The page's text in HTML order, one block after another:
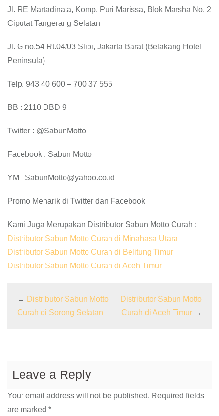
Jl. RE Martadinata, Komp. Puri Marissa, Blok Marsha No. 2
Ciputat Tangerang Selatan
Jl. G no.54 Rt.04/03 Slipi, Jakarta Barat (Belakang Hotel
Peninsula)
Telp. 943 40 600 – 700 37 555
BB : 2110 DBD 9
Twitter : @SabunMotto
Facebook : Sabun Motto
YM : SabunMotto@yahoo.co.id
Promo Menarik di Twitter dan Facebook
Kami Juga Merupakan Distributor Sabun Motto Curah :
Distributor Sabun Motto Curah di Minahasa Utara
Distributor Sabun Motto Curah di Belitung Timur
Distributor Sabun Motto Curah di Aceh Timur
← Distributor Sabun Motto
Curah di Sorong Selatan
Distributor Sabun Motto
Curah di Aceh Timur →
Leave a Reply
Your email address will not be published. Required fields
are marked *